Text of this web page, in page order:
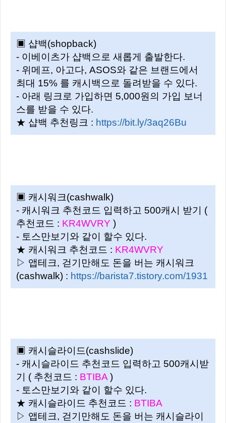
▣ 샵백(shopback)
- 이베이츠가 샵백으로 새롭게 출발한다.
- 위메프, 아고다, ASOS와 같은 브랜드에서
최대 15% 를 캐시백으로 돌려받을 수 있다.
- 아래 링크로 가입하면 5,000원의 가입 보너
스를 받을 수 있다.
★ 샵백 추천링크 : https://bit.ly/3aq26Bu
▣ 캐시워크(cashwalk)
- 캐시워크 추천코드 입력하고 500캐시 받기 (
추천코드 : KR4WVRY )
- 토스만보기와 같이 할수 있다.
★ 캐시워크 추천코드 : KR4WVRY
▷ 앱테크, 걷기만해도 돈을 버는 캐시워크
(cashwalk) : https://barista7.tistory.com/1931
▣ 캐시슬라이드(cashslide)
- 캐시슬라이드 추천코드 입력하고 500캐시받
기 ( 추천코드 : BTIBA )
- 토스만보기와 같이 할수 있다.
★ 캐시슬라이드 추천코드 : BTIBA
▷ 앱테크, 걷기만해도 돈을 버는 캐시슬라이